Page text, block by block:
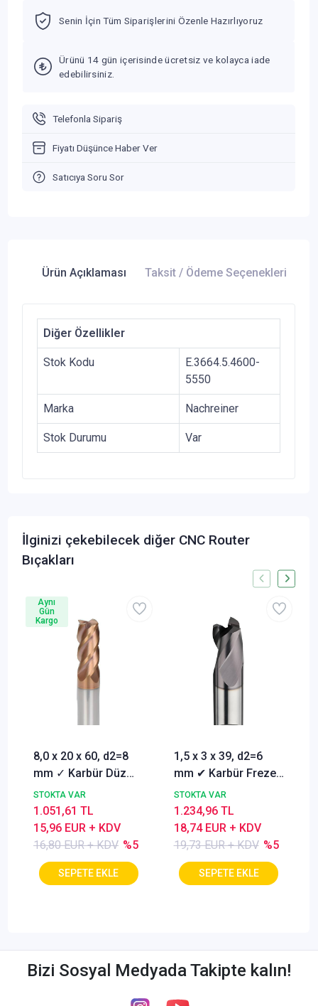
Senin İçin Tüm Siparişlerini Özenle Hazırlıyoruz
Ürünü 14 gün içerisinde ücretsiz ve kolayca iade
edebilirsiniz.
Telefonla Sipariş
Fiyatı Düşünce Haber Ver
Satıcıya Soru Sor
Ürün Açıklaması Taksit / Ödeme Seçenekleri
Diğer Özellikler
Stok Kodu
E.3664.5.4600-
5550
Marka Nachreiner
Stok Durumu Var
İlginizi çekebilecek diğer CNC Router
Bıçakları
8,0 x 20 x 60, d2=8
mm ✓ Karbür Düz
Freze, Parmak freze
ucu Z=4,TiSiN
Kaplamalı
STOKTA VAR
16,80 EUR + KDV %5
15,96 EUR + KDV
1.051,61 TL
Aynı
Gün
Kargo
1,5 x 3 x 39, d2=6
mm ✔ Karbür Freze
ucu, Z=3, Kaplamalı,
30°
STOKTA VAR
19,73 EUR + KDV %5
18,74 EUR + KDV
1.234,96 TL
Bizi Sosyal Medyada Takipte kalın!